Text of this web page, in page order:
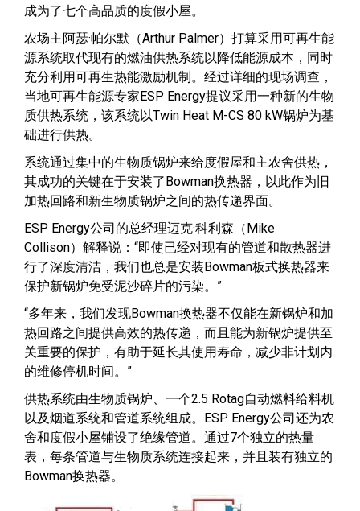
成为了七个高品质的度假小屋。
农场主阿瑟·帕尔默（Arthur Palmer）打算采用可再生能
源系统取代现有的燃油供热系统以降低能源成本，同时
充分利用可再生热能激励机制。经过详细的现场调查，
当地可再生能源专家ESP Energy提议采用一种新的生物
质供热系统，该系统以Twin Heat M-CS 80 kW锅炉为基
础进行供热。
系统通过集中的生物质锅炉来给度假屋和主农舍供热，
其成功的关键在于安装了Bowman换热器，以此作为旧
加热回路和新生物质锅炉之间的热传递界面。
ESP Energy公司的总经理迈克·科利森（Mike
Collison）解释说：“即使已经对现有的管道和散热器进
行了深度清洁，我们也总是安装Bowman板式换热器来
保护新锅炉免受泥沙碎片的污染。”
“多年来，我们发现Bowman换热器不仅能在新锅炉和加
热回路之间提供高效的热传递，而且能为新锅炉提供至
关重要的保护，有助于延长其使用寿命，减少非计划内
的维修停机时间。”
供热系统由生物质锅炉、一个2.5 Rotag自动燃料给料机
以及烟道系统和管道系统组成。ESP Energy公司还为农
舍和度假小屋铺设了绝缘管道。通过7个独立的热量
表，每条管道与生物质系统连接起来，并且装有独立的
Bowman换热器。